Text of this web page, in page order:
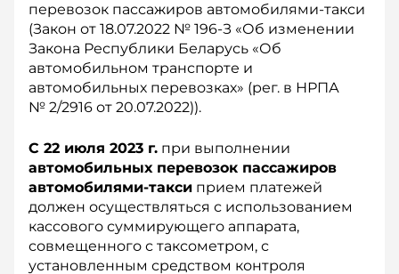
перевозок пассажиров автомобилями-такси
(Закон от 18.07.2022 № 196-З «Об изменении
Закона Республики Беларусь «Об
автомобильном транспорте и
автомобильных перевозках» (рег. в НРПА
№ 2/2916 от 20.07.2022)).
С 22 июля 2023 г. при выполнении
автомобильных перевозок пассажиров
автомобилями-такси прием платежей
должен осуществляться с использованием
кассового суммирующего аппарата,
совмещенного с таксометром, с
установленным средством контроля